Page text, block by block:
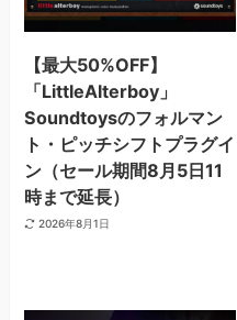
【最大50%OFF】
「LittleAlterboy」
Soundtoysのフォルマン
ト・ピッチシフトプラグイ
ン（セール期間8月5日11
時まで延長）
2026年8月1日